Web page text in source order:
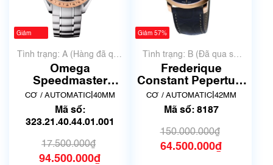
Giảm
Tình trạng: A (Hàng đã qua
sử dụng nhưng rất đẹp,
không có xước)
Omega
Speedmaster
323.21.40.44.01.001
| Hàng sưu tầm
CƠ / AUTOMATIC| 40MM
Mã số:
323.21.40.44.01.001
17.500.000₫
94.500.000₫
Giảm 57%
Tình trạng: B (Đã qua sử
dụng, hàng đẹp, có chút
xước dăm)
Frederique
Constant Pepertual
Calendar FC
775X4S4 | Đã qua
8187
CƠ / AUTOMATIC| 42MM
Mã số: 8187
150.000.000₫
64.500.000₫